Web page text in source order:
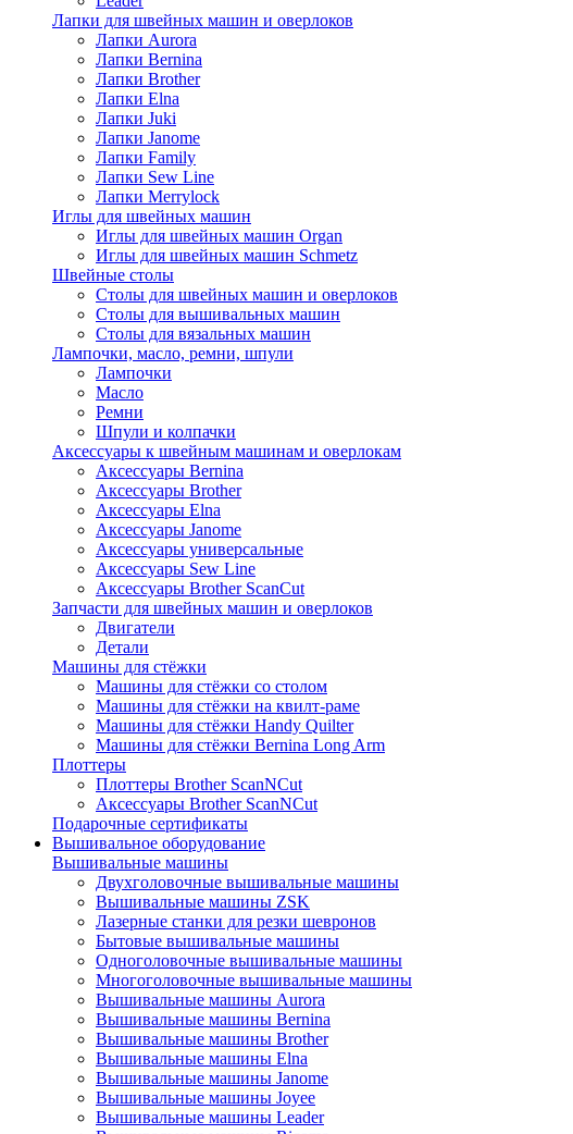
Лапки для швейных машин и оверлоков
Лапки Aurora
Лапки Bernina
Лапки Brother
Лапки Elna
Лапки Juki
Лапки Janome
Лапки Family
Лапки Sew Line
Лапки Merrylock
Иглы для швейных машин
Иглы для швейных машин Organ
Иглы для швейных машин Schmetz
Швейные столы
Столы для швейных машин и оверлоков
Столы для вышивальных машин
Столы для вязальных машин
Лампочки, масло, ремни, шпули
Лампочки
Масло
Ремни
Шпули и колпачки
Аксессуары к швейным машинам и оверлокам
Аксессуары Bernina
Аксессуары Brother
Аксессуары Elna
Аксессуары Janome
Аксессуары универсальные
Аксессуары Sew Line
Аксессуары Brother ScanCut
Запчасти для швейных машин и оверлоков
Двигатели
Детали
Машины для стёжки
Машины для стёжки со столом
Машины для стёжки на квилт-раме
Машины для стёжки Handy Quilter
Машины для стёжки Bernina Long Arm
Плоттеры
Плоттеры Brother ScanNCut
Аксессуары Brother ScanNCut
Подарочные сертификаты
Вышивальное оборудование
Вышивальные машины
Двухголовочные вышивальные машины
Вышивальные машины ZSK
Лазерные станки для резки шевронов
Бытовые вышивальные машины
Одноголовочные вышивальные машины
Многоголовочные вышивальные машины
Вышивальные машины Aurora
Вышивальные машины Bernina
Вышивальные машины Brother
Вышивальные машины Elna
Вышивальные машины Janome
Вышивальные машины Joyee
Вышивальные машины Leader